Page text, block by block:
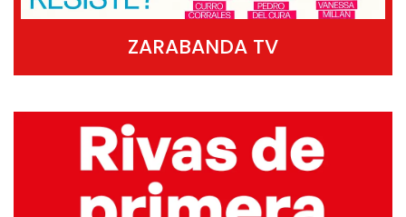
ZARABANDA TV